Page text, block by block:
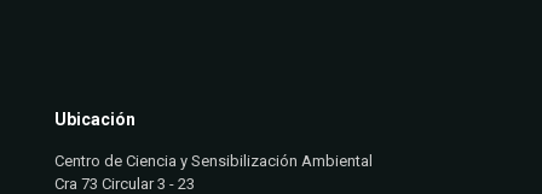
Ubicación
Centro de Ciencia y Sensibilización Ambiental
Cra 73 Circular 3 - 23